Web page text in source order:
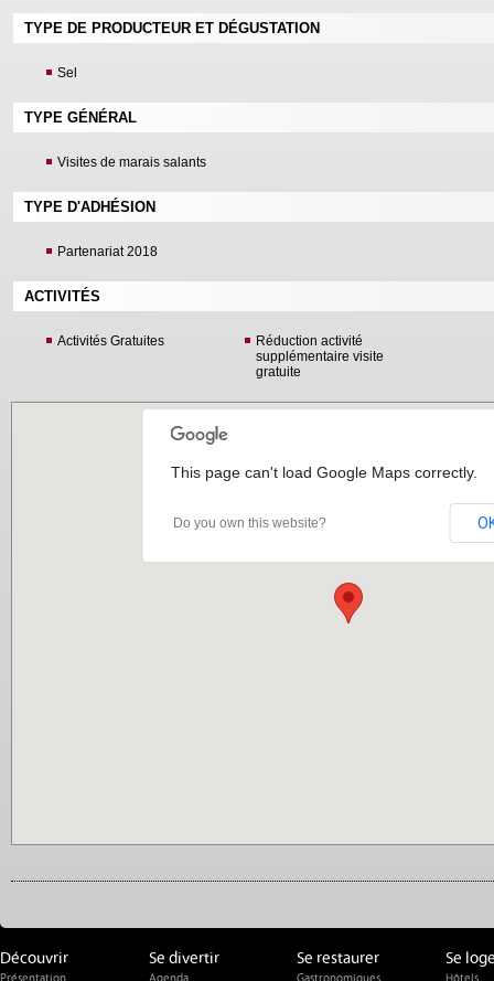
TYPE DE PRODUCTEUR ET DÉGUSTATION
Sel
TYPE GÉNÉRAL
Visites de marais salants
TYPE D'ADHÉSION
Partenariat 2018
ACTIVITÉS
Activités Gratuites
Réduction activité
supplémentaire visite
gratuite
This page can't load Google Maps correctly.
Do you own this website?
Découvrir
Présentation
Se divertir
Agenda
Se restaurer
Gastronomiques
Se
Hôtels